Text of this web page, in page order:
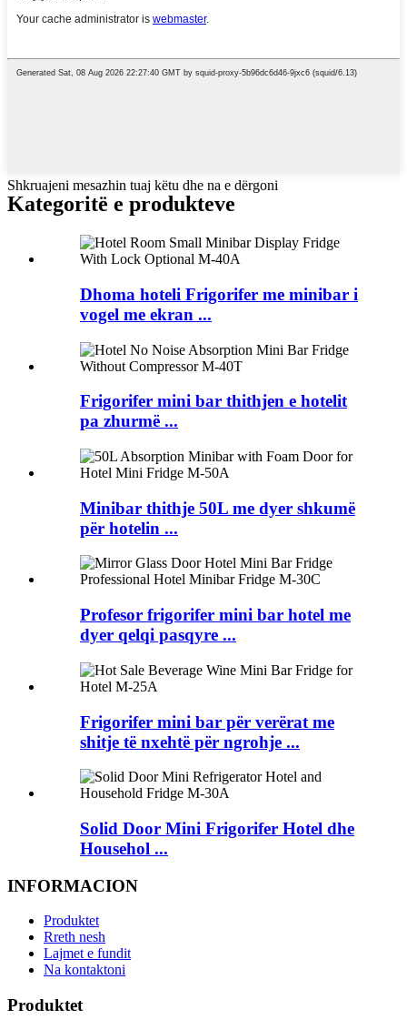
Shkruajeni mesazhin tuaj këtu dhe na e dërgoni
Kategoritë e produkteve
Dhoma hoteli Frigorifer me minibar i
vogel me ekran ...
Frigorifer mini bar thithjen e hotelit
pa zhurmë ...
Minibar thithje 50L me dyer shkumë
për hotelin ...
Profesor frigorifer mini bar hotel me
dyer qelqi pasqyre ...
Frigorifer mini bar për verërat me
shitje të nxehtë për ngrohje ...
Solid Door Mini Frigorifer Hotel dhe
Househol ...
INFORMACION
Produktet
Rreth nesh
Lajmet e fundit
Na kontaktoni
Produktet